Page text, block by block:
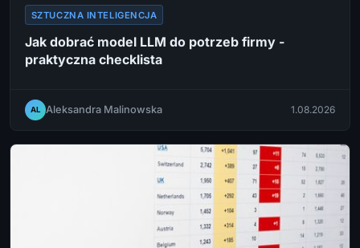
SZTUCZNA INTELIGENCJA
Jak dobrać model LLM do potrzeb firmy -
praktyczna checklista
AL Aleksandra Malinowska 1.08.2026